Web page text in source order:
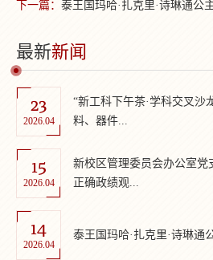
下一篇： 泰王国玛哈·扎克里·诗琳通公
最新新闻
23
2026.04
“新工科下午茶·学科交叉沙
料、器件...
15
2026.04
新校区管理委员会办公室党
正确政绩观...
14
2026.04
泰王国玛哈·扎克里·诗琳通